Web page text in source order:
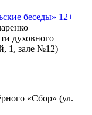
беседы» 12+
духовного
1, зале №12)
«Сбор» (ул.